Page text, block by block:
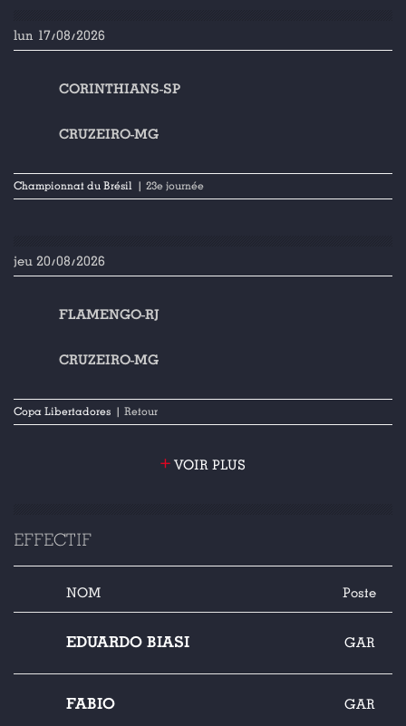
lun 17/08/2026
CORINTHIANS-SP
CRUZEIRO-MG
Championnat du Brésil | 23e journée
jeu 20/08/2026
FLAMENGO-RJ
CRUZEIRO-MG
Copa Libertadores | Retour
+ VOIR PLUS
EFFECTIF
NOM Poste
EDUARDO BIASI GAR
FABIO GAR